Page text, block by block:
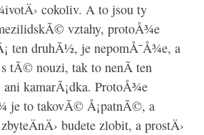
cokoliv. A to jsou ty
vztahy, protoÅ¾e
ten druhÃ½, je nepomÅ¯Å¾e, a
tÃ© nouzi, tak to nenÃ­ ten
kamarÃ¡dka. ProtoÅ¾e
je to takovÃ© Å¡patnÃ©, a
budete zlobit, a prostÄ›